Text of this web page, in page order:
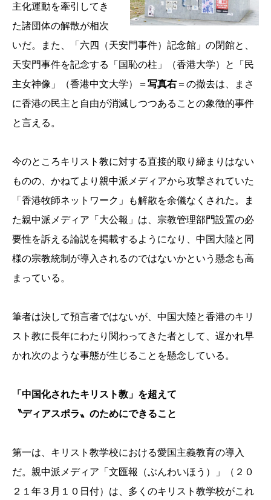
主化運動を牽引してき
た諸団体の解散が相次
いだ。また、「六四（天安門事件）記念館」の閉館と、
天安門事件を記念する「国恥の柱」（香港大学）と「民
主女神像」（香港中文大学）＝ 写真右 ＝の撤去は、まさ
に香港の民主と自由が消滅しつつあることの象徴的事件
と言える。
今のところキリスト教に対する直接的取り締まりはない
ものの、かねてより親中派メディアから攻撃されていた
「香港牧師ネットワーク」も解散を余儀なくされた。ま
た親中派メディア「大公報」は、宗教管理部門設置の必
要性を訴える論説を掲載するようになり、中国大陸と同
様の宗教統制が導入されるのではないかという懸念も高
まっている。
筆者は決して預言者ではないが、中国大陸と香港のキリ
スト教に長年にわたり関わってきた者として、遅かれ早
かれ次のような事態が生じることを懸念している。
「中国化されたキリスト教」を超えて
〝ディアスポラ〟のためにできること
第一は、キリスト教学校における愛国主義教育の導入
だ。親中派メディア「文匯報（ぶんわいほう）」（２０
２１年３月１０日付）は、多くのキリスト教学校がこれ